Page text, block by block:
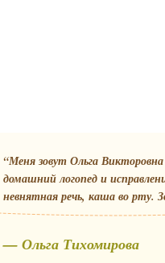
“Меня зовут Ольга
домашний логопед и
невнятная речь, каша во рту.
— Ольга Тихомирова